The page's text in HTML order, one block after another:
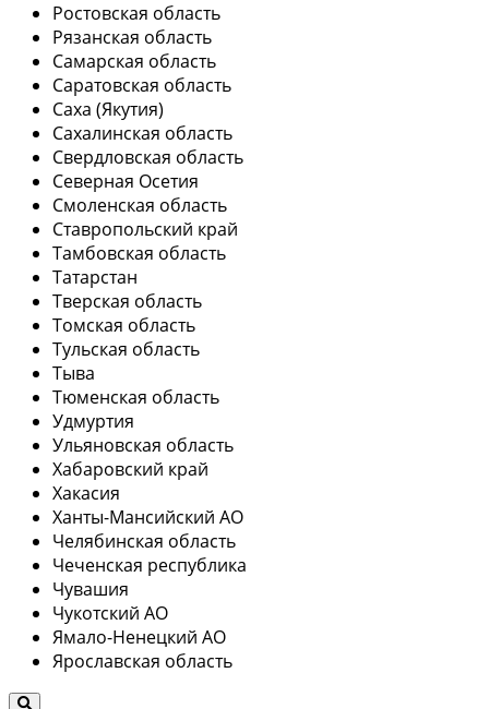
Ростовская область
Рязанская область
Самарская область
Саратовская область
Саха (Якутия)
Сахалинская область
Свердловская область
Северная Осетия
Смоленская область
Ставропольский край
Тамбовская область
Татарстан
Тверская область
Томская область
Тульская область
Тыва
Тюменская область
Удмуртия
Ульяновская область
Хабаровский край
Хакасия
Ханты-Мансийский АО
Челябинская область
Чеченская республика
Чувашия
Чукотский АО
Ямало-Ненецкий АО
Ярославская область